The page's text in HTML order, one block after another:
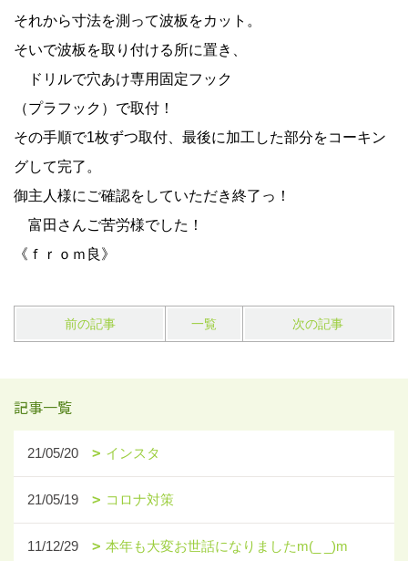
それから寸法を測って波板をカット。
そいで波板を取り付ける所に置き、
ドリルで穴あけ専用固定フック
（プラフック）で取付！
その手順で1枚ずつ取付、最後に加工した部分をコーキン
グして完了。
御主人様にご確認をしていただき終了っ！
富田さんご苦労様でした！
《ｆｒｏｍ良》
前の記事 一覧 次の記事
記事一覧
21/05/20 インスタ
21/05/19 コロナ対策
11/12/29 本年も大変お世話になりましたm(_ _)m